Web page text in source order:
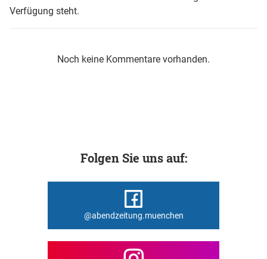
Verfügung steht.
Noch keine Kommentare vorhanden.
Folgen Sie uns auf:
@abendzeitung.muenchen